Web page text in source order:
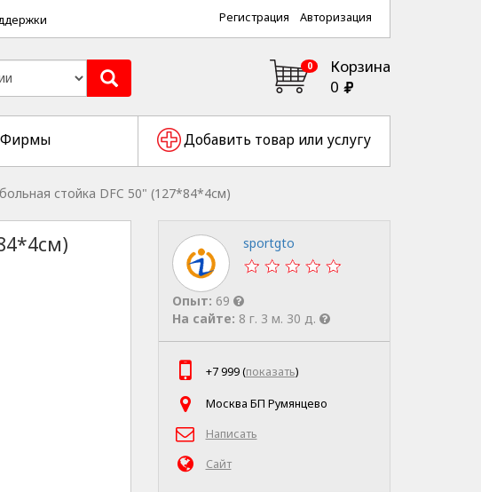
Регистрация Авторизация
0
Корзина
0
Фирмы Добавить товар или услугу
стойка DFC 50" (127*84*4см)
sportgto
Опыт: 69
На сайте: 8 г. 3 м. 30 д.
+7 999 (показать)
Москва БП Румянцево
Написать
Сайт